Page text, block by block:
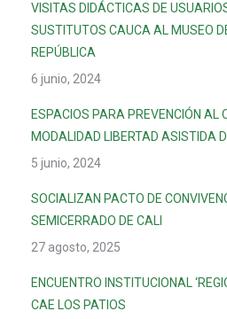
VISITAS DIDÁCTICAS DE
SUSTITUTOS CAUCA AL MUSEO
REPÚBLICA
6 junio, 2024
ESPACIOS PARA PREVENCIÓN AL
MODALIDAD LIBERTAD ASISTIDA
5 junio, 2024
SOCIALIZAN PACTO DE
SEMICERRADO DE CALI
27 agosto, 2025
ENCUENTRO INSTITUCIONAL
CAE LOS PATIOS